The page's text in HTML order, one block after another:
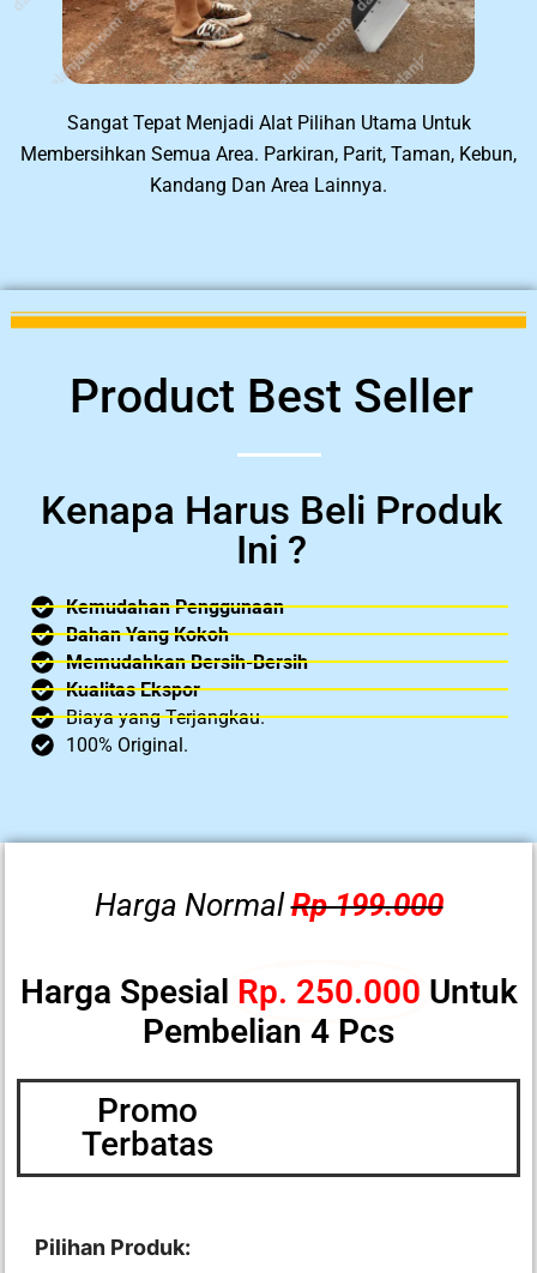
Sangat Tepat Menjadi Alat Pilihan Utama Untuk
Membersihkan Semua Area. Parkiran, Parit, Taman, Kebun,
Kandang Dan Area Lainnya.
Product Best Seller
Kenapa Harus Beli Produk
Ini ?
Kemudahan Penggunaan
Bahan Yang Kokoh
Memudahkan Bersih-Bersih
Kualitas Ekspor
Biaya yang Terjangkau.
100% Original.
Harga NormalRp 199.000
Harga Spesial Rp. 250.000 Untuk
Pembelian 4 Pcs
Promo
Terbatas
Pilihan Produk: